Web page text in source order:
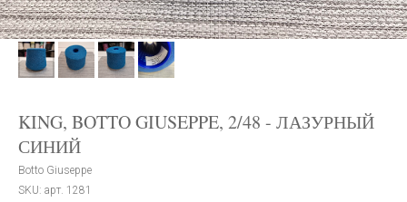
KING, BOTTO GIUSEPPE, 2/48 - ЛАЗУРНЫЙ
СИНИЙ
Botto Giuseppe
SKU: арт. 1281